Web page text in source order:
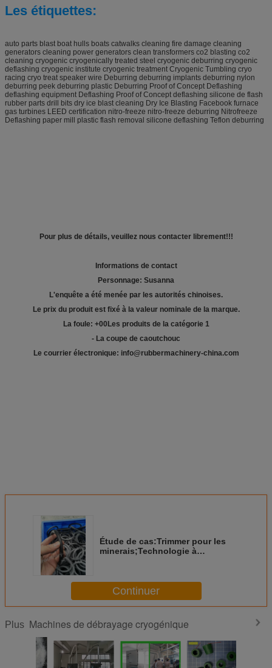
Les étiquettes:
auto parts blast boat hulls boats catwalks cleaning fire damage cleaning
generators cleaning power generators clean transformers co2 blasting co2
cleaning cryogenic cryogenically treated steel cryogenic deburring cryogenic
deflashing cryogenic institute cryogenic treatment Cryogenic Tumbling cryo
racing cryo treat speaker wire Deburring deburring implants deburring nylon
deburring peek deburring plastic Deburring Proof of Concept Deflashing
deflashing equipment Deflashing Proof of Concept deflashing silicone de flash
rubber parts drill bits dry ice blast cleaning Dry Ice Blasting Facebook furnace
gas turbines LEED certification nitro-freeze nitro-freeze deburring Nitrofreeze
Deflashing paper mill plastic flash removal silicone deflashing Teflon deburring
Pour plus de détails, veuillez nous contacter librement!!!
Informations de contact
Personnage: Susanna
L'enquête a été menée par les autorités chinoises.
Le prix du produit est fixé à la valeur nominale de la marque.
La foule: +00 Les produits de la catégorie 1
- La coupe de caoutchouc
Le courrier électronique: info@rubbermachinery-china.com
Étude de cas:Trimmer pour les
minerais;Technologie à
cryogénique;Équipement de
congélation;Système de
défléchage;
Continuer
Plus Machines de débrayage cryogénique